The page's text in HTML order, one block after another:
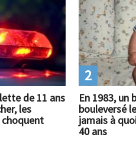
de 11 ans
les
En 1983, un
bouleversé
jamais à
40 ans
2